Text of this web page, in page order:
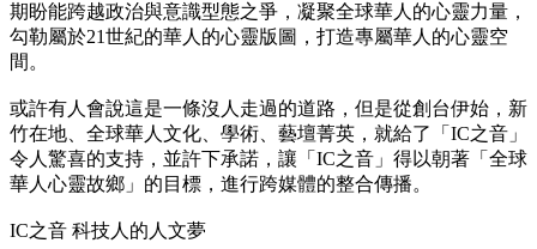
期盼能跨越政治與意識型態之爭，凝聚全球華人的心靈力量，
勾勒屬於21世紀的華人的心靈版圖，打造專屬華人的心靈空
間。
或許有人會說這是一條沒人走過的道路，但是從創台伊始，新
竹在地、全球華人文化、學術、藝壇菁英，就給了「IC之音」
令人驚喜的支持，並許下承諾，讓「IC之音」得以朝著「全球
華人心靈故鄉」的目標，進行跨媒體的整合傳播。
IC之音 科技人的人文夢